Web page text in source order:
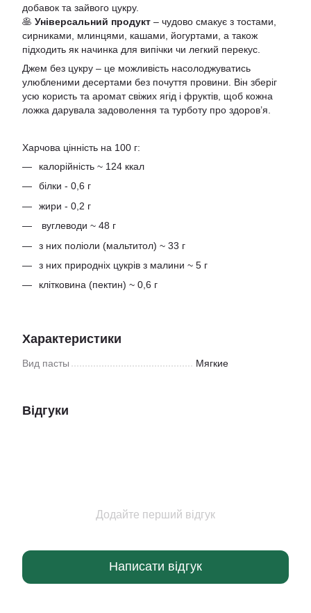
добавок та зайвого цукру.
🥞 Універсальний продукт – чудово смакує з тостами,
сирниками, млинцями, кашами, йогуртами, а також
підходить як начинка для випічки чи легкий перекус.
Джем без цукру – це можливість насолоджуватись
улюбленими десертами без почуття провини. Він зберіг
усю користь та аромат свіжих ягід і фруктів, щоб кожна
ложка дарувала задоволення та турботу про здоров’я.
Харчова цінність на 100 г:
калорійність ~ 124 ккал
білки - 0,6 г
жири - 0,2 г
вуглеводи ~ 48 г
з них поліоли (мальтитол) ~ 33 г
з них природніх цукрів з малини ~ 5 г
клітковина (пектин) ~ 0,6 г
Характеристики
Вид пасты Мягкие
Відгуки
Додайте перший відгук
Написати відгук